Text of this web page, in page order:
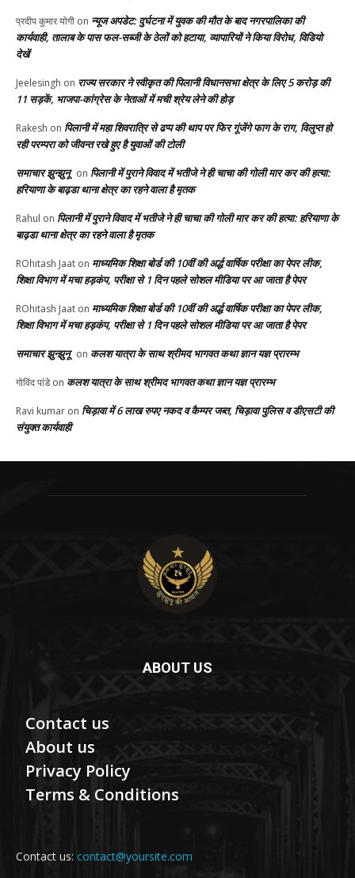
प्रदीप कुमार योगी on न्यूज अपडेट: दुर्घटना में युवक की मौत के बाद नगरपालिका की
कार्यवाही, तालाब के पास फल-सब्जी के ठेलों को हटाया, व्यापारियों ने किया विरोध, विडियो
देखें
Jeelesingh on राज्य सरकार ने स्वीकृत की पिलानी विधानसभा क्षेत्र के लिए 5 करोड़ की
11 सड़कें, भाजपा-कांग्रेस के नेताओं में मची श्रेय लेने की होड़
Rakesh on पिलानी में महा शिवरात्रि से ढप्प की थाप पर फिर गूंजेंगे फाग के राग, विलुप्त हो
रही परम्परा को जीवन्त रखे हुए है युवाओं की टोली
समाचार झुन्झुनू on पिलानी में पुराने विवाद में भतीजे ने ही चाचा की गोली मार कर की हत्या:
हरियाणा के बाढ़डा थाना क्षेत्र का रहने वाला है मृतक
Rahul on पिलानी में पुराने विवाद में भतीजे ने ही चाचा की गोली मार कर की हत्या: हरियाणा के
बाढ़डा थाना क्षेत्र का रहने वाला है मृतक
ROhitash Jaat on माध्यमिक शिक्षा बोर्ड की 10वीं की अर्द्ध वार्षिक परीक्षा का पेपर लीक,
शिक्षा विभाग में मचा हड़कंप, परीक्षा से 1 दिन पहले सोशल मीडिया पर आ जाता है पेपर
ROhitash Jaat on माध्यमिक शिक्षा बोर्ड की 10वीं की अर्द्ध वार्षिक परीक्षा का पेपर लीक,
शिक्षा विभाग में मचा हड़कंप, परीक्षा से 1 दिन पहले सोशल मीडिया पर आ जाता है पेपर
समाचार झुन्झुनू on कलश यात्रा के साथ श्रीमद भागवत कथा ज्ञान यज्ञ प्रारम्भ
गोविंद पांडेon कलश यात्रा के साथ श्रीमद भागवत कथा ज्ञान यज्ञ प्रारम्भ
Ravi kumar on चिड़ावा में 6 लाख रुपए नकद व कैम्पर जब्त, चिड़ावा पुलिस व डीएसटी की
संयुक्त कार्यवाही
ABOUT US
Contact us
About us
Privacy Policy
Terms & Conditions
Contact us: contact@yoursite.com